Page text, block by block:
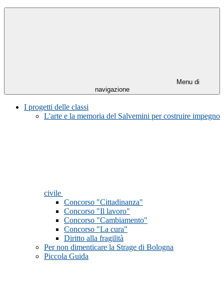
Menu di
navigazione
I progetti delle classi
L'arte e la memoria del Salvemini per costruire impegno
civile
Concorso "Cittadinanza"
Concorso "Il lavoro"
Concorso "Cambiamento"
Concorso "La cura"
Diritto alla fragilità
Per non dimenticare la Strage di Bologna
Piccola Guida